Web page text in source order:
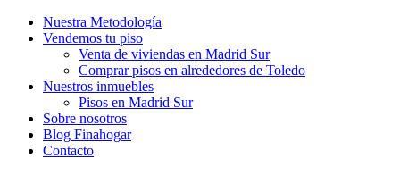
Nuestra Metodología
Vendemos tu piso
Venta de viviendas en Madrid Sur
Comprar pisos en alrededores de Toledo
Nuestros inmuebles
Pisos en Madrid Sur
Sobre nosotros
Blog Finahogar
Contacto